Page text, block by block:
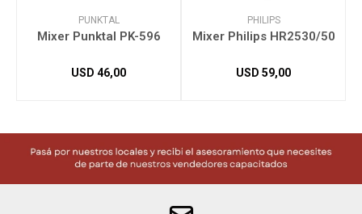
PUNKTAL
Mixer Punktal PK-596
USD 46,00
PHILIPS
Mixer Philips HR2530/50
USD 59,00